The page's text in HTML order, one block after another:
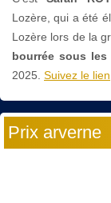
Lozère, qui a été
Lozère lors de la
bourrée sous
2025. Suivez le lien
Prix arverne